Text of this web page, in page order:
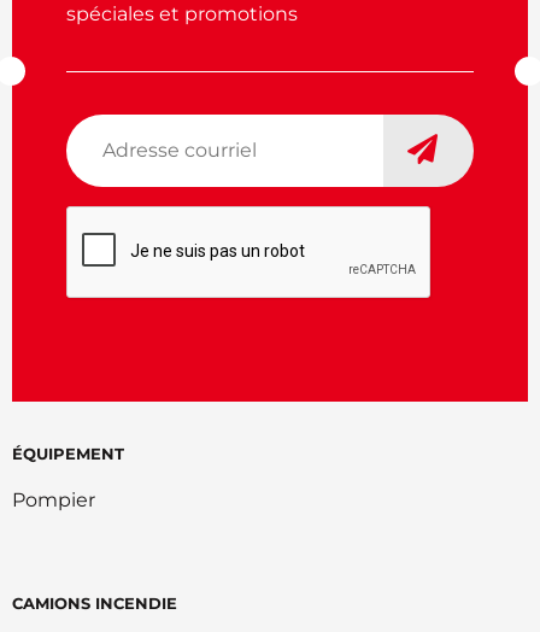
ÉQUIPEMENT
Pompier
CAMIONS INCENDIE
spéciales et promotions
Adresse
courriel